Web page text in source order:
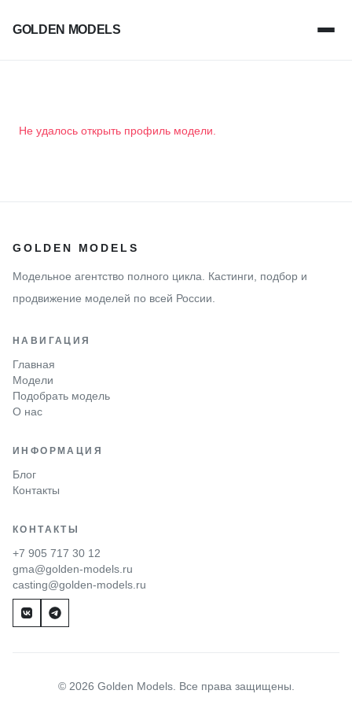
GOLDEN MODELS
Не удалось открыть профиль модели.
GOLDEN MODELS
Модельное агентство полного цикла. Кастинги, подбор и
продвижение моделей по всей России.
НАВИГАЦИЯ
Главная
Модели
Подобрать модель
О нас
ИНФОРМАЦИЯ
Блог
Контакты
КОНТАКТЫ
+7 905 717 30 12
gma@golden-models.ru
casting@golden-models.ru
© 2026 Golden Models. Все права защищены.